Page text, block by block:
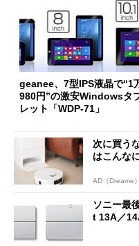
geanee、7型IPS液晶で“1
980円”の激安Windowsタ
レット「WDP-71」
次に買う
はこんな
AD（Dreame）
ソニー最
t 13A／